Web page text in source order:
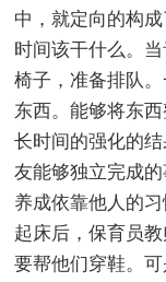
中，就定向的构
时间该干什么。
椅子，准备排队
东西。能够将东
长时间的强化的
友能够独立完成
养成依靠他人的
起床后，保育员
要帮他们穿鞋。